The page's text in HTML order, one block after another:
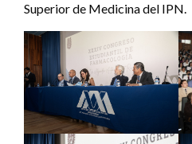
Superior de Medicina del IPN.